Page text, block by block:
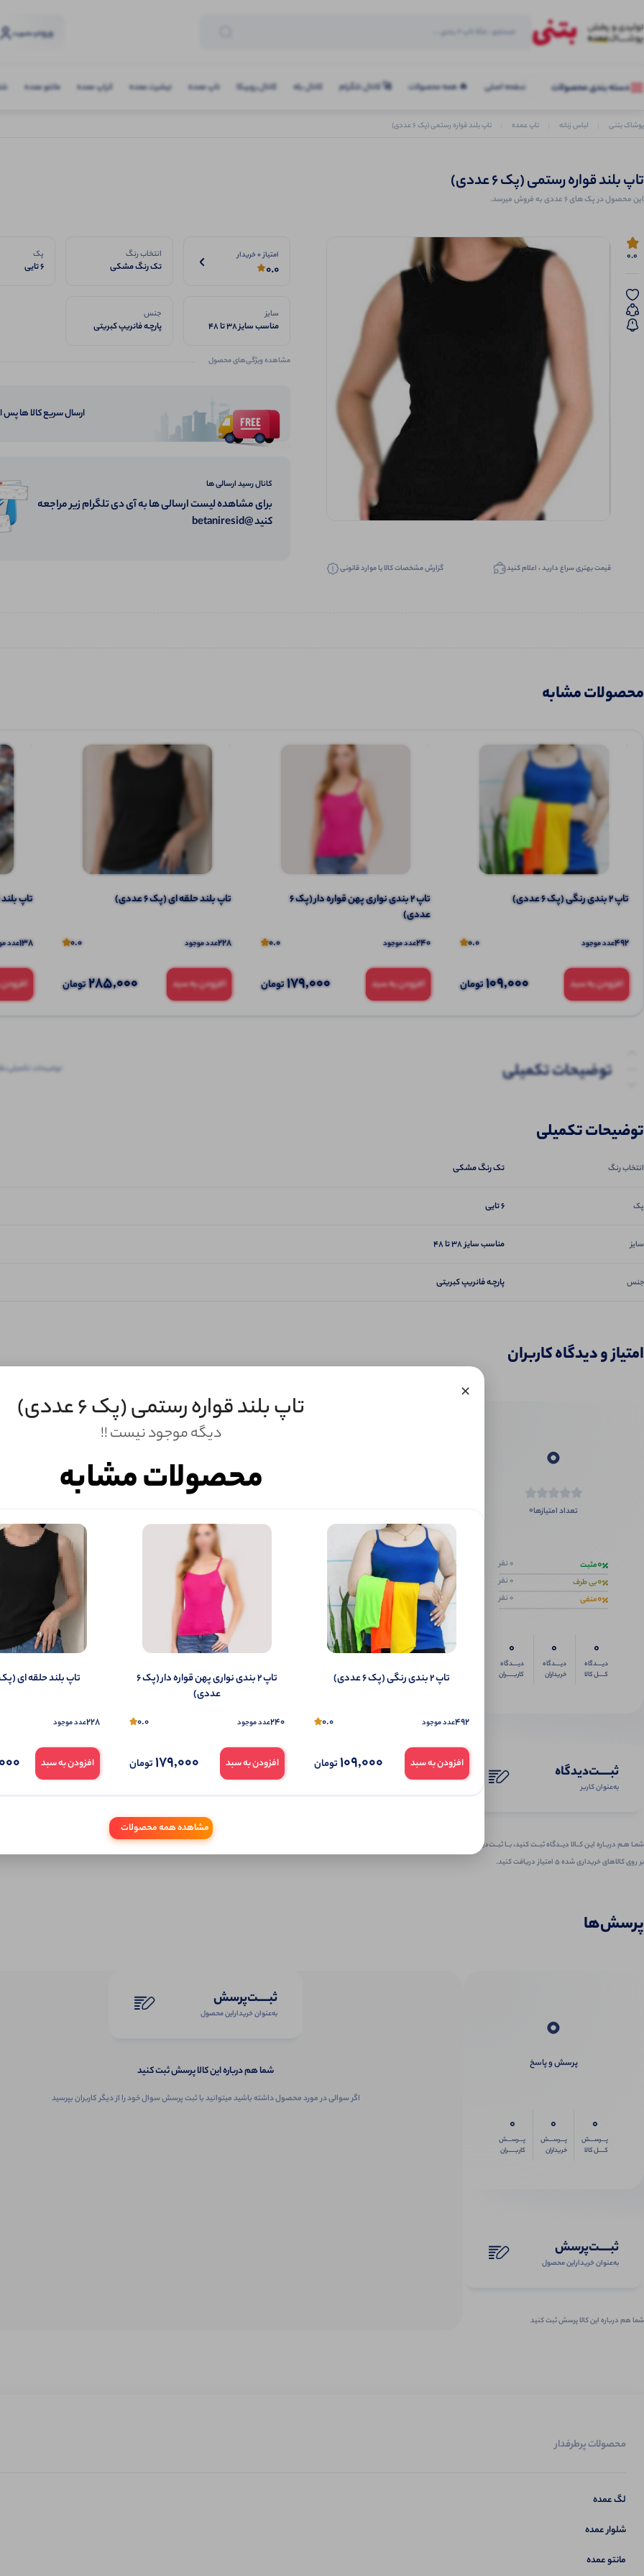
ورودو عضویت
دسته بندی محصولات صفحه اصلی 🔥 همه محصولات 🚀 کانال تلگرام کانال بله کانال روبیکا تاپ عمده تیشرت عمده کراپ عمده مانتو عمده
پوشاک بتنی لباس زنانه تاپ عمده تاپ بلند قواره رستمی (پک 6 عددی)
تاپ بلند قواره رستمی (پک 6 عددی)
این محصول در پک های 6 عددی به فروش میرسد.
0.0
قیمت بهتری سراغ دارید ، اعلام کنید گزارش مشخصات کالا یا موارد قانونی
امتیاز 0 خریدار
0.0
انتخاب رنگ
تک رنگ مشکی
پک
6 تایی
سایز
مناسب سایز ۳۸ تا ۴۸
جنس
پارچـه فانریپ کبریتی
مشاهده ویژگی‌های محصول
ارسال سریع کالا ها
کانال رسید ارسالی ها
برای مشاهده لیست ارسالی ها به آی دی تلگرام زیر مراجعه
کنید @betaniresid
محصولات مشابه
تاپ ۲ بندی رنگی (پک 6 عددی)
492عدد موجود 0.0
افزودن به سبد 109,000تومان
تاپ ۲ بندی نواری پهن قواره دار (پک 6
عددی)
240عدد موجود 0.0
افزودن به سبد 179,000تومان
تاپ بلند حلقه ای (پک 6 عددی)
228عدد موجود 0.0
افزودن به سبد 285,000تومان
تاپ بلند
138عدد
توضیحات تکمیلی
توضیحات تکمیلی
توضیحات تکمیلی
انتخاب رنگ تک رنگ مشکی
پک 6 تایی
سایز مناسب سایز ۳۸ تا ۴۸
جنس پارچـه فانریپ کبریتی
امتیاز و دیدگاه کاربران
0
تعداد امتیازها0
0مثبت 0 نفر
0بی طرف 0 نفر
0منفی 0 نفر
0
دیــــدگاه
کــــل کالا
0
دیــــدگاه
خریداران
0
دیــــدگاه
کاربـــــران
ثبـــــت‌دیدگاه
به‌عنوان کاربر
شمـا هـم دربـاره ایـن کــالا دیــدگاه ثبــت کنید، بــا ثبــت‌دیـدگاه
بر روی کالاهای خریداری شده ۵ امتیاز دریافت کنید.
ثبـــــت‌دیدگاه
شما هم می‌توانید در مورد این کالا نظر دهید.
اگر این محصول را قبلا خریده باشید، دیدگاه شما به عنوان خریدار ثبت خواهد شد. همچنین در صورت
تمایل می‌توانید به صورت ناشناس نیز دیدگاه خود را ثبت کنید.
پرسش‌ها
0
پرسش و پاسخ
0
پـــرســـش
کــــل کالا
0
پـــرســـش
خریداران
0
پـــرســـش
کاربـــــران
ثبـــــت‌پرسش
به‌عنوان ‌خریدار‌این‌ محصول
شما هم درباره این کالا پرسش ثبت کنید
ثبـــــت‌پرسش
به‌عنوان ‌خریدار‌این‌ محصول
شما هم درباره این کالا پرسش ثبت کنید
اگر سوالی در مورد محصول داشته باشید میتوانید با ثبت پرسش سوال خود را از دیگر کاربران بپرسید
محصولات پرطرفدار
لگ عمده
شلوار عمده
مانتو عمده
× تاپ بلند قواره رستمی (پک 6 عددی)
دیگه موجود نیست !!
محصولات مشابه
تاپ ۲ بندی رنگی (پک 6 عددی)
492عدد موجود 0.0
افزودن به سبد 109,000تومان
تاپ ۲ بندی نواری پهن قواره دار (پک 6
عددی)
240عدد موجود 0.0
افزودن به سبد 179,000تومان
تاپ بلند حلقه ای (پک 6
228عدد موجود
افزودن به سبد
مشاهده همه محصولات